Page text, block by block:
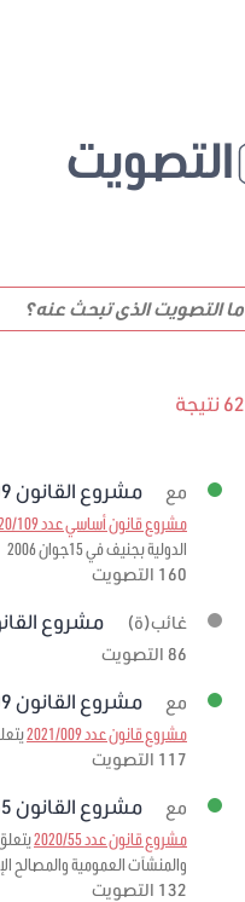
التصويت
62 نتيجة
مع مشروع القانون 2020/109 برمته
مشروع قانون أساسي عدد 2020/109
الدولية بجنيف في 15جوان 2006
160 التصويت
غائب(ة) مشروع القانون 2020/
86 التصويت
مع مشروع القانون 2021/009 برمته
مشروع قانون عدد 2021/009
117 التصويت
مع مشروع القانون 2020/55 برمته
مشروع قانون عدد 2020/55
والمنشآت العمومية والمصالح
132 التصويت